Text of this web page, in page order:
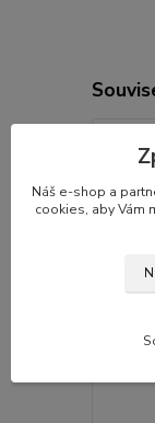
Náš e-shop a
cookies, aby Vám